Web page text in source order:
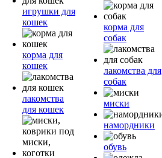
игрушки для
кошек
корма для
кошек
лакомства
для кошек
корма для
собак
лакомства для
собак
миски
намордники
обувь